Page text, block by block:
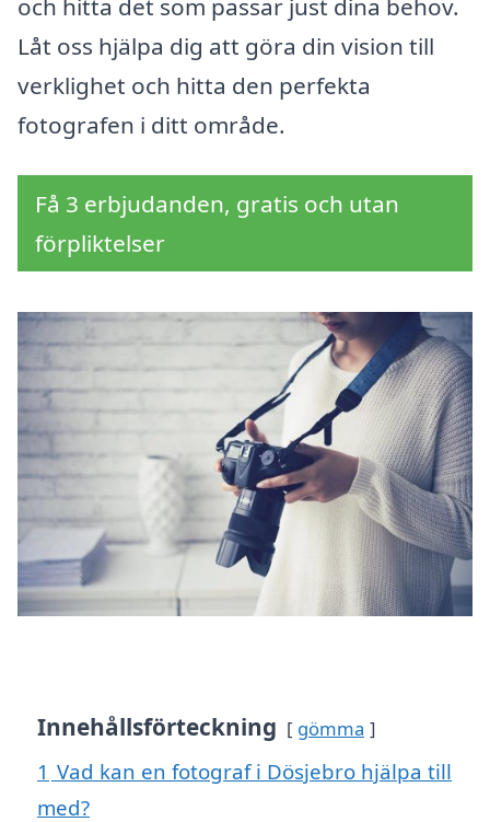
och hitta det som passar just dina behov.
Låt oss hjälpa dig att göra din vision till
verklighet och hitta den perfekta
fotografen i ditt område.
Få 3 erbjudanden, gratis och utan
förpliktelser
Innehållsförteckning gömma
1 Vad kan en fotograf i Dösjebro hjälpa till
med?